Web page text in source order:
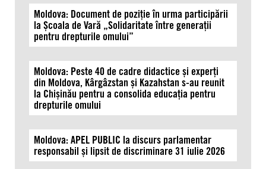
Moldova: Document de poziție în urma participării
la Școala de Vară „Solidaritate între generații
pentru drepturile omului”
Moldova: Peste 40 de cadre didactice și experți
din Moldova, Kârgâzstan și Kazahstan s-au reunit
la Chișinău pentru a consolida educația pentru
drepturile omului
Moldova: APEL PUBLIC la discurs parlamentar
responsabil și lipsit de discriminare 31 iulie 2026